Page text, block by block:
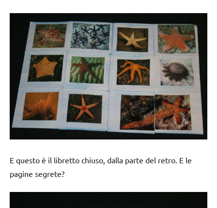
E questo è il libretto chiuso, dalla parte del retro. E le
pagine segrete?